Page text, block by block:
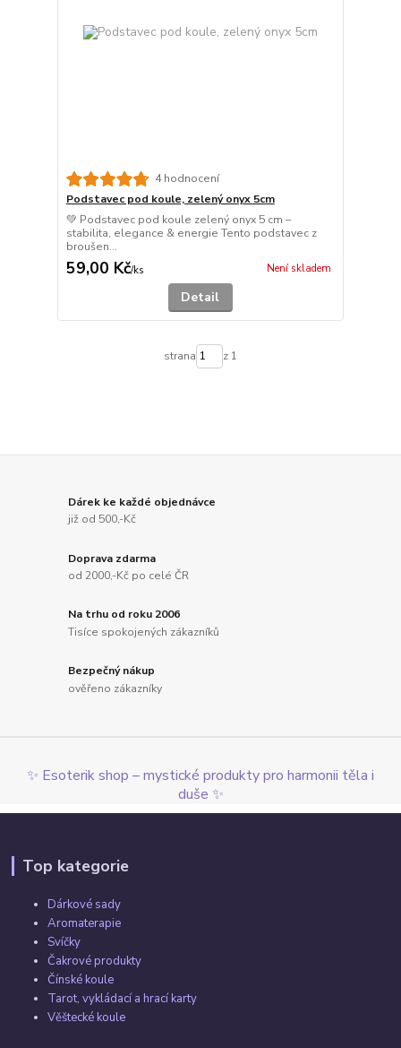
4 hodnocení
Podstavec pod koule, zelený onyx 5cm
💚 Podstavec pod koule zelený onyx 5 cm –
stabilita, elegance & energie Tento podstavec z
broušen...
59,00 Kč/ks Není skladem
Detail
strana z 1
Dárek ke každé objednávce
již od 500,-Kč
Doprava zdarma
od 2000,-Kč po celé ČR
Na trhu od roku 2006
Tisíce spokojených zákazníků
Bezpečný nákup
ověřeno zákazníky
✨ Esoterik shop – mystické produkty pro harmonii těla i
duše ✨
Top kategorie
Dárkové sady
Aromaterapie
Svíčky
Čakrové produkty
Čínské koule
Tarot, vykládací a hrací karty
Věštecké koule